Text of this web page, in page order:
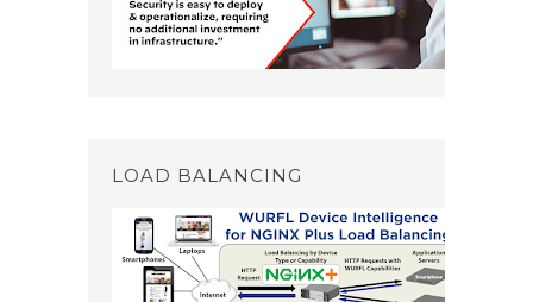
LOAD BALANCING